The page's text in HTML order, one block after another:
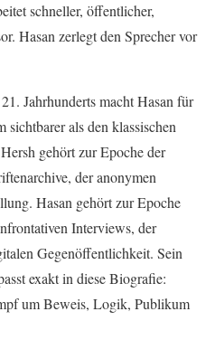
schneller, öffentlicher,
Hasan zerlegt den Sprecher vor
Jahrhunderts macht Hasan für
als den klassischen
gehört zur Epoche der
der anonymen
Hasan gehört zur Epoche
Interviews, der
Gegenöffentlichkeit. Sein
exakt in diese Biografie:
um Beweis, Logik, Publikum